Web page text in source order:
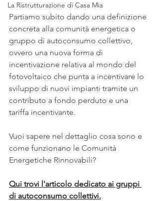
La Ristrutturazione di Casa Mia
Partiamo subito dando una definizione
concreta alla comunità energetica o
gruppo di autoconsumo collettivo,
ovvero una nuova forma di
incentivazione relativa al mondo del
fotovoltaico che punta a incentivare lo
sviluppo di nuovi impianti tramite un
contributo a fondo perduto e una
tariffa incentivante.
Vuoi sapere nel dettaglio cosa sono e
come funzionano le Comunità
Energetiche Rinnovabili?
Qui trovi l'articolo dedicato ai gruppi
di autoconsumo collettivi.